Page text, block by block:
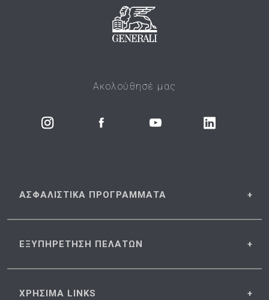
Ακολούθησέ μας
ΑΣΦΑΛΙΣΤΙΚΑ ΠΡΟΓΡΑΜΜΑΤΑ
ΕΞΥΠΗΡΕΤΗΣΗ ΠΕΛΑΤΩΝ
ΧΡΗΣΙΜΑ LINKS